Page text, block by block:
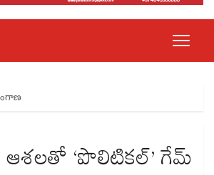
ఆశలతో ‘పొలిటికల్​’ గేమ్​